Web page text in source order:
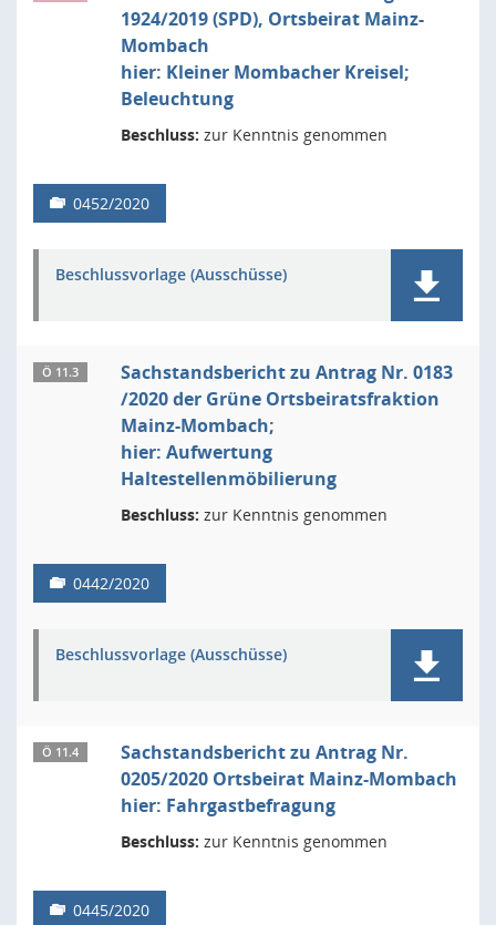
1924/2019 (SPD), Ortsbeirat Mainz-
Mombach
hier: Kleiner Mombacher Kreisel;
Beleuchtung
Beschluss: zur Kenntnis genommen
0452/2020
Beschlussvorlage (Ausschüsse)
Ö 11.3
Sachstandsbericht zu Antrag Nr. 0183
/2020 der Grüne Ortsbeiratsfraktion
Mainz-Mombach;
hier: Aufwertung
Haltestellenmöbilierung
Beschluss: zur Kenntnis genommen
0442/2020
Beschlussvorlage (Ausschüsse)
Ö 11.4
Sachstandsbericht zu Antrag Nr.
0205/2020 Ortsbeirat Mainz-Mombach
hier: Fahrgastbefragung
Beschluss: zur Kenntnis genommen
0445/2020